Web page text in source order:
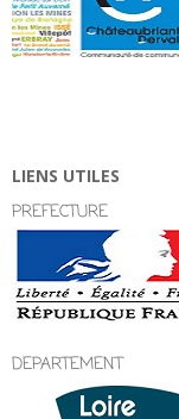
LIENS UTILES
PREFECTURE
DEPARTEMENT